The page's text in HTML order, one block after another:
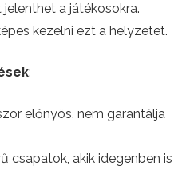
a játékosokra.
kezelni ezt a helyzetet.
:
előnyös, nem garantálja
csapatok, akik idegenben is